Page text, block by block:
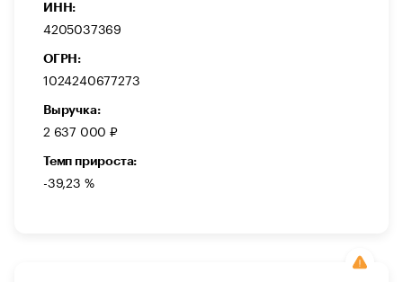
ИНН:
4205037369
ОГРН:
1024240677273
Выручка:
2 637 000 ₽
Темп прироста:
-39,23 %